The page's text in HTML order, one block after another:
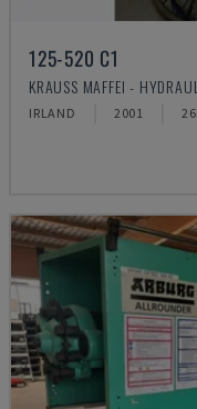
125-520 C1
KRAUSS MAFFEI -
IRLAND 2001